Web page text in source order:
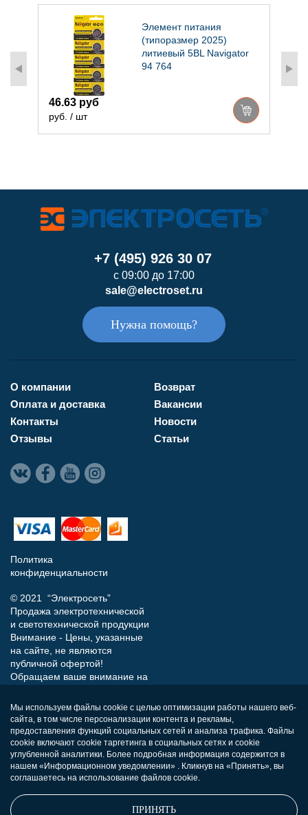
Элемент питания
(типоразмер 2025)
литиевый 5BL Navigator
94 764
46.63 руб
руб. / шт
+7 (495) 926 30 07
с 09:00 до 17:00
sale@electroset.ru
Нужна помощь?
О компании
Оплата и доставка
Контакты
Отзывы
Возврат
Вакансии
Новости
Статьи
Политика
конфиденциальности
© 2021 “Электросеть”
Продажа электротехнической
и светотехнической продукции
Внимание - Цены, указанные
на сайте, не являются
публичной офертой!
Обращаем ваше внимание на
носит исключительно
информационный характер и
ни при каких условиях не
является публичной офертой,
определяемой положениями
Статьи 437 (п.2) Гражданского
кодекса РФ.
Мы используем файлы cookie с целью оптимизации работы нашего веб-
сайта, в том числе персонализации контента и рекламы,
предоставления функций социальных сетей и анализа трафика. Файлы
cookie включают cookie таргетинга в социальных сетях и cookie
углубленной аналитики. Более подробная информация содержится в
нашем «Информационном уведомлении» . Кликнув на «Принять», вы
соглашаетесь на использование файлов cookie.
ПРИНЯТЬ